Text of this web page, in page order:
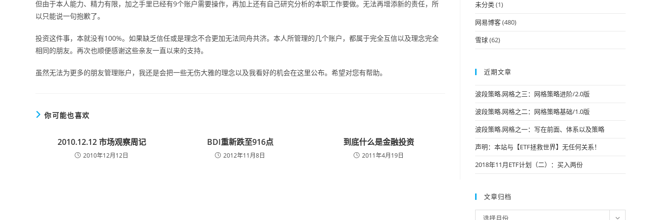
但由于本人能力、精力有限，加之手里已经有9个账户需要操作，再加上还有自己研究分析的本职工作要做。无法再增添新的责任，所
以只能说一句抱歉了。
投资这件事，本就没有100%。如果缺乏信任或是理念不合更加无法同舟共济。本人所管理的几个账户，都属于完全互信以及理念完全
相同的朋友。再次也顺便感谢这些亲友一直以来的支持。
虽然无法为更多的朋友管理账户，我还是会把一些无伤大雅的理念以及我看好的机会在这里公布。希望对您有帮助。
你可能也喜欢
2010.12.12 市场观察周记
2010年12月12日
BDI重新跌至916点
2012年11月8日
到底什么是金融投资
2011年4月19日
未分类(1)
网易博客(480)
雪球(62)
近期文章
波段策略.网格之三：网格策略进阶/2.0版
波段策略.网格之二：网格策略基础/1.0版
波段策略.网格之一：写在前面、体系以及策略
声明：本站与【ETF拯救世界】无任何关系！
2018年11月ETF计划（二）：买入两份
文章归档
选择月份